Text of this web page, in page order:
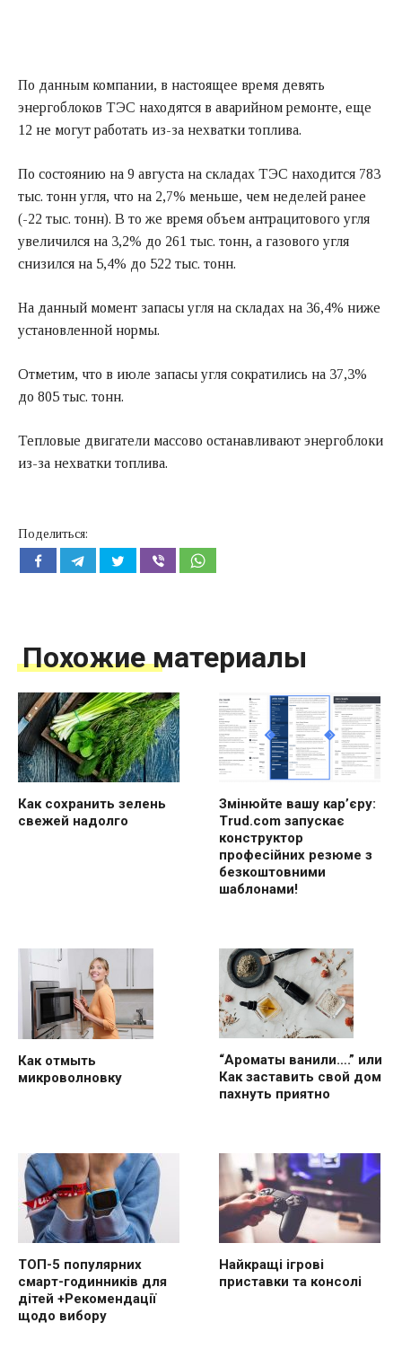
По данным компании, в настоящее время девять
энергоблоков ТЭС находятся в аварийном ремонте, еще
12 не могут работать из-за нехватки топлива.
По состоянию на 9 августа на складах ТЭС находится 783
тыс. тонн угля, что на 2,7% меньше, чем неделей ранее
(-22 тыс. тонн). В то же время объем антрацитового угля
увеличился на 3,2% до 261 тыс. тонн, а газового угля
снизился на 5,4% до 522 тыс. тонн.
На данный момент запасы угля на складах на 36,4% ниже
установленной нормы.
Отметим, что в июле запасы угля сократились на 37,3%
до 805 тыс. тонн.
Тепловые двигатели массово останавливают энергоблоки
из-за нехватки топлива.
Поделиться:
Похожие материалы
Как сохранить зелень
свежей надолго
Змінюйте вашу кар’єру:
Trud.com запускає
конструктор
професійних резюме з
безкоштовними
шаблонами!
Как отмыть
микроволновку
“Ароматы ванили….” или
Как заставить свой дом
пахнуть приятно
ТОП-5 популярних
смарт-годинників для
дітей +Рекомендації
щодо вибору
Найкращі ігрові
приставки та консолі